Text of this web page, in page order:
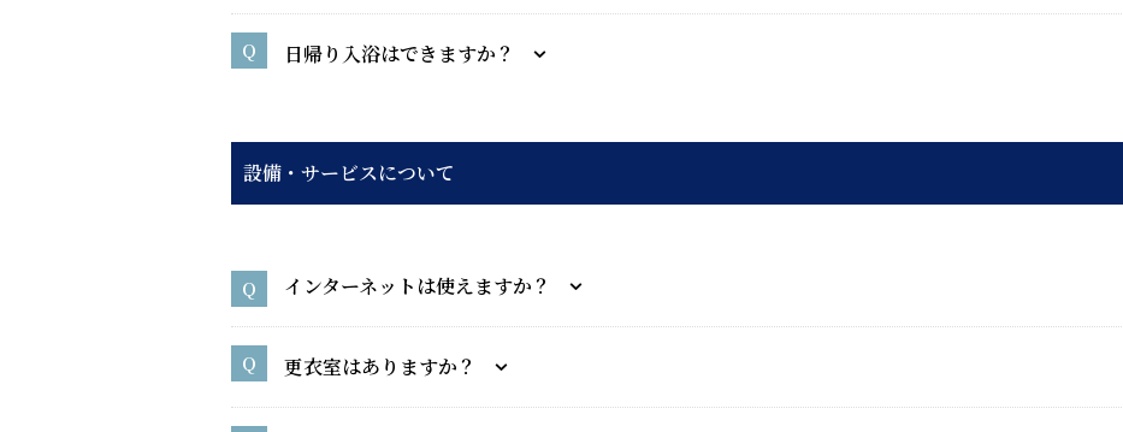
日帰り入浴はできますか？
設備・サービスについて
インターネットは使えますか？
更衣室はありますか？